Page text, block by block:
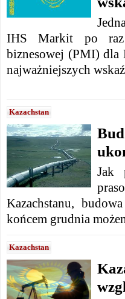
IHS Markit po raz
biznesowej (PMI) dla
najważniejszych
Kazachstan
Jak
Kazachstanu,
końcem grudnia
Kazachstan